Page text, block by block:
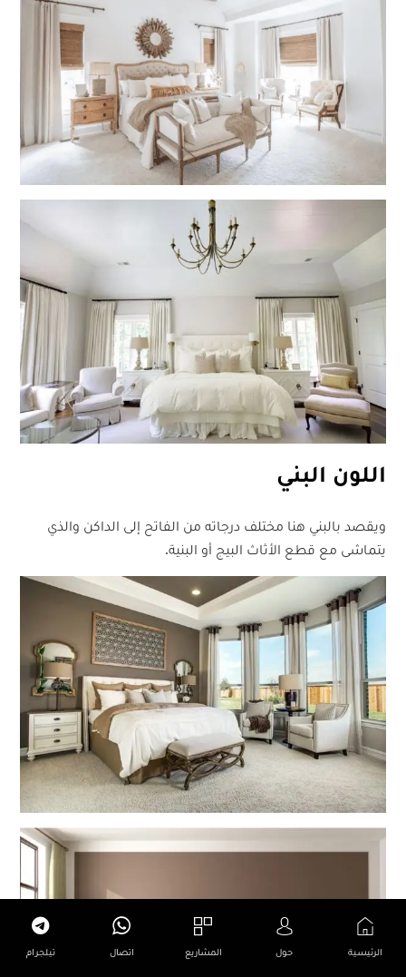
اللون البني
ويقصد بالبني هنا مختلف درجاته من الفاتح إلى الداكن والذي
يتماشى مع قطع الأثاث البيج أو البنية.
الرئيسية حول المشاريع اتصال تيلجرام